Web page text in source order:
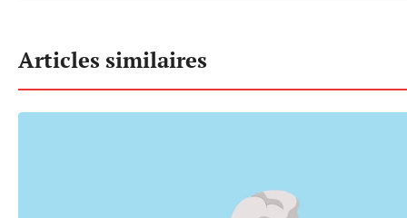
Articles similaires